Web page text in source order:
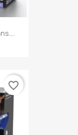
favorite_border